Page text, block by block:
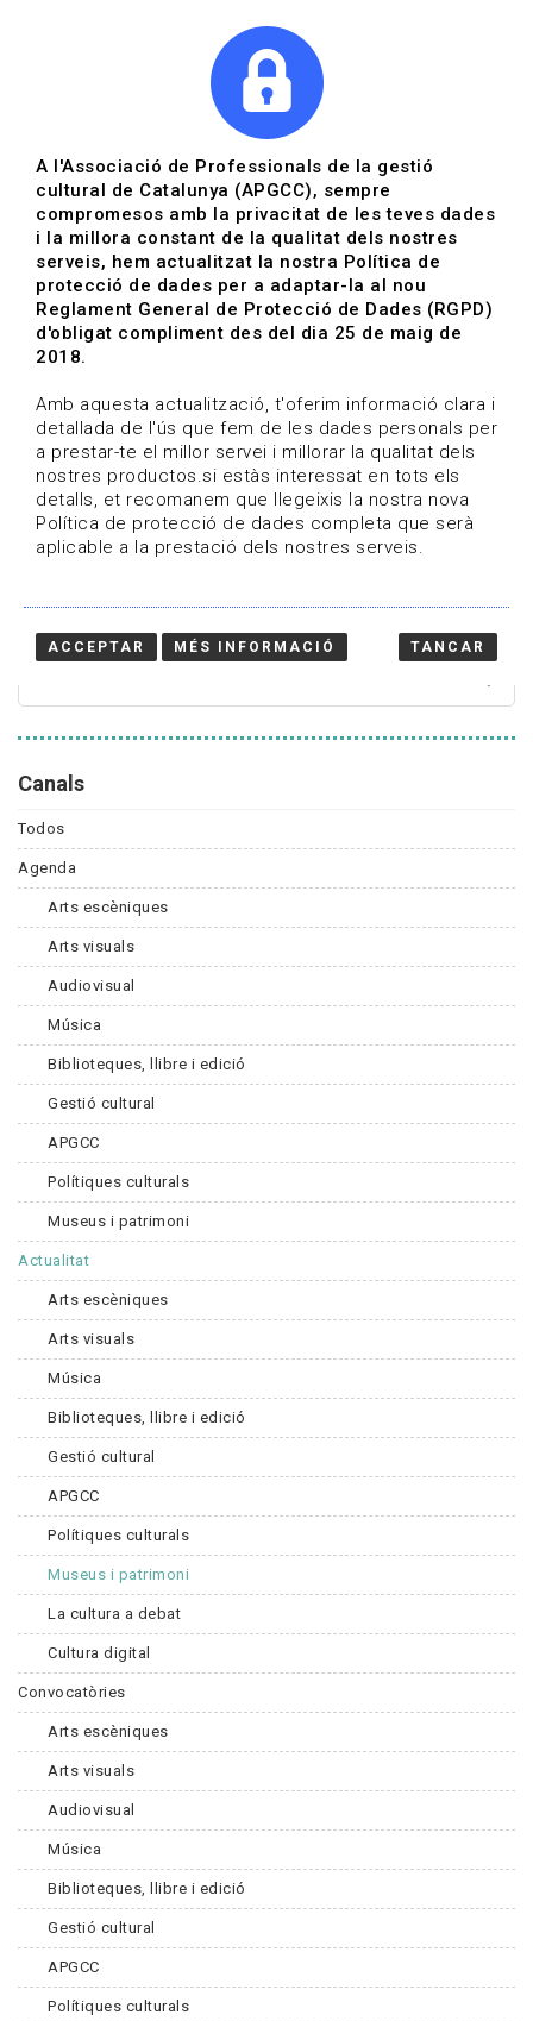
Actualitza't
Vols estar al dia?
HOME / BLOG
Estigues al dia
Convocatòries, activitats i notícies del sector de la
cultura.
Canals
Todos
Agenda
Arts escèniques
Arts visuals
Audiovisual
Música
Biblioteques, llibre i edició
Gestió cultural
APGCC
Polítiques culturals
Museus i patrimoni
Actualitat
Arts escèniques
Arts visuals
Música
Biblioteques, llibre i edició
Gestió cultural
APGCC
Polítiques culturals
Museus i patrimoni
La cultura a debat
Cultura digital
Convocatòries
Arts escèniques
Arts visuals
Audiovisual
Música
Biblioteques, llibre i edició
Gestió cultural
APGCC
Polítiques culturals
A l'Associació de Professionals de la gestió
cultural de Catalunya (APGCC), sempre
compromesos amb la privacitat de les teves dades
i la millora constant de la qualitat dels nostres
serveis, hem actualitzat la nostra Política de
protecció de dades per a adaptar-la al nou
Reglament General de Protecció de Dades (RGPD)
d'obligat compliment des del dia 25 de maig de
2018.
Amb aquesta actualització, t'oferim informació clara i
detallada de l'ús que fem de les dades personals per
a prestar-te el millor servei i millorar la qualitat dels
nostres productos.si estàs interessat en tots els
detalls, et recomanem que llegeixis la nostra nova
Política de protecció de dades completa que serà
aplicable a la prestació dels nostres serveis.
ACCEPTAR MÉS INFORMACIÓ TANCAR